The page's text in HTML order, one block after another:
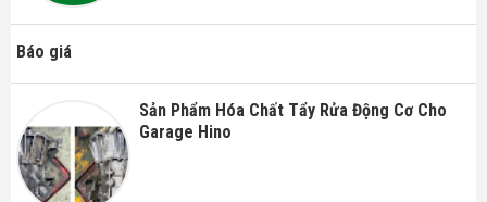
Báo giá
Sản Phẩm Hóa Chất Tẩy Rửa Động Cơ Cho
Garage Hino